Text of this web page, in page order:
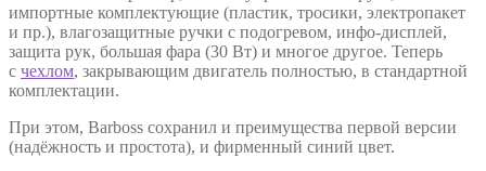
импортные комплектующие (пластик, тросики, электропакет
и пр.), влагозащитные ручки с подогревом, инфо-дисплей,
защита рук, большая фара (30 Вт) и многое другое. Теперь
с чехлом, закрывающим двигатель полностью, в стандартной
комплектации.
При этом, Barboss сохранил и преимущества первой версии
(надёжность и простота), и фирменный синий цвет.